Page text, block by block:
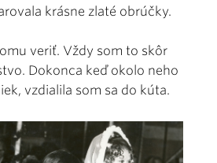
krásne zlaté obrúčky.
veriť. Vždy som to skôr
Dokonca keď okolo neho
vzdialila som sa do kúta.